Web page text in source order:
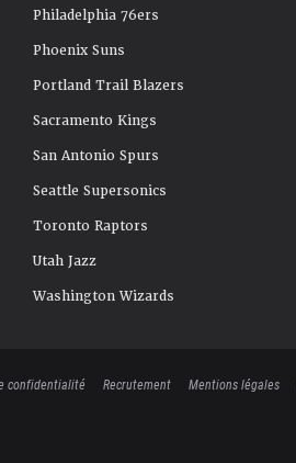
Philadelphia 76ers
Phoenix Suns
Portland Trail Blazers
Sacramento Kings
San Antonio Spurs
Seattle Supersonics
Toronto Raptors
Utah Jazz
Washington Wizards
confidentialité Recrutement Mentions légales